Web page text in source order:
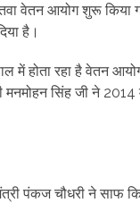
वेतन आयोग शुरू किया
है।
में होता रहा है वेतन
सिंह जी ने
पंकज चौधरी ने साफ